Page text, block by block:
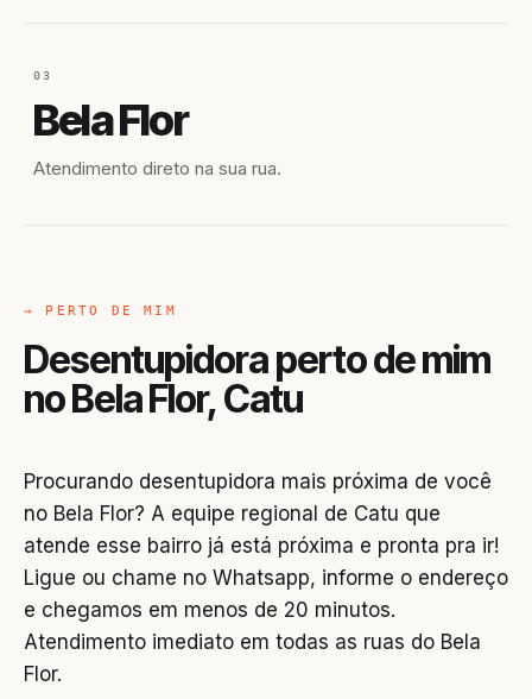
03
Bela Flor
Atendimento direto na sua rua.
→ PERTO DE MIM
Desentupidora perto de mim
no Bela Flor, Catu
Procurando desentupidora mais próxima de você
no Bela Flor? A equipe regional de Catu que
atende esse bairro já está próxima e pronta pra ir!
Ligue ou chame no Whatsapp, informe o endereço
e chegamos em menos de 20 minutos.
Atendimento imediato em todas as ruas do Bela
Flor.